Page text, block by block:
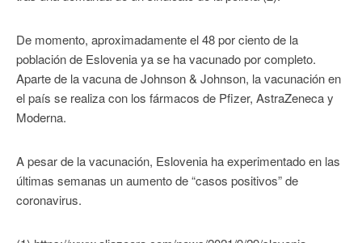
De momento, aproximadamente el 48 por ciento de la
población de Eslovenia ya se ha vacunado por completo.
Aparte de la vacuna de Johnson & Johnson, la vacunación en
el país se realiza con los fármacos de Pfizer, AstraZeneca y
Moderna.
A pesar de la vacunación, Eslovenia ha experimentado en las
últimas semanas un aumento de “casos positivos” de
coronavirus.